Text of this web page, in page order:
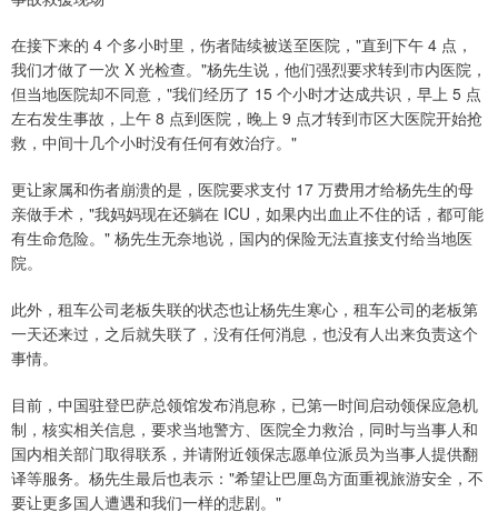
在接下来的 4 个多小时里，伤者陆续被送至医院，"直到下午 4 点，
我们才做了一次 X 光检查。"杨先生说，他们强烈要求转到市内医院，
但当地医院却不同意，"我们经历了 15 个小时才达成共识，早上 5 点
左右发生事故，上午 8 点到医院，晚上 9 点才转到市区大医院开始抢
救，中间十几个小时没有任何有效治疗。"
更让家属和伤者崩溃的是，医院要求支付 17 万费用才给杨先生的母
亲做手术，"我妈妈现在还躺在 ICU，如果内出血止不住的话，都可能
有生命危险。" 杨先生无奈地说，国内的保险无法直接支付给当地医
院。
此外，租车公司老板失联的状态也让杨先生寒心，租车公司的老板第
一天还来过，之后就失联了，没有任何消息，也没有人出来负责这个
事情。
目前，中国驻登巴萨总领馆发布消息称，已第一时间启动领保应急机
制，核实相关信息，要求当地警方、医院全力救治，同时与当事人和
国内相关部门取得联系，并请附近领保志愿单位派员为当事人提供翻
译等服务。杨先生最后也表示："希望让巴厘岛方面重视旅游安全，不
要让更多国人遭遇和我们一样的悲剧。"